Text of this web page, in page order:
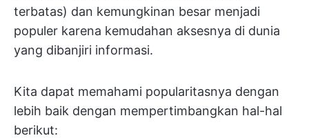
terbatas) dan kemungkinan besar menjadi
populer karena kemudahan aksesnya di dunia
yang dibanjiri informasi.
Kita dapat memahami popularitasnya dengan
lebih baik dengan mempertimbangkan hal-hal
berikut: